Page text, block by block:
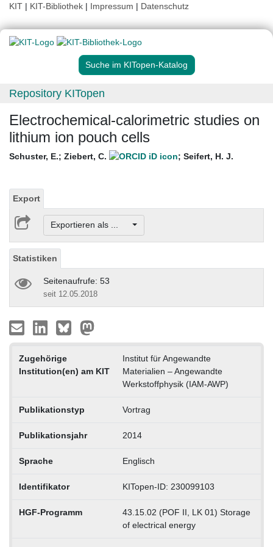
KIT | KIT-Bibliothek | Impressum | Datenschutz
Suche im KITopen-Katalog
Repository KITopen
Electrochemical-calorimetric studies on
lithium ion pouch cells
Schuster, E.; Ziebert, C. ; Seifert, H. J.
Export
Exportieren als ...
Statistiken
Seitenaufrufe: 53
seit 12.05.2018
Zugehörige
Institution(en) am KIT
Institut für Angewandte
Materialien – Angewandte
Werkstoffphysik (IAM-AWP)
Publikationstyp Vortrag
Publikationsjahr 2014
Sprache Englisch
Identifikator KITopen-ID: 230099103
HGF-Programm
43.15.02 (POF II, LK 01) Storage
of electrical energy